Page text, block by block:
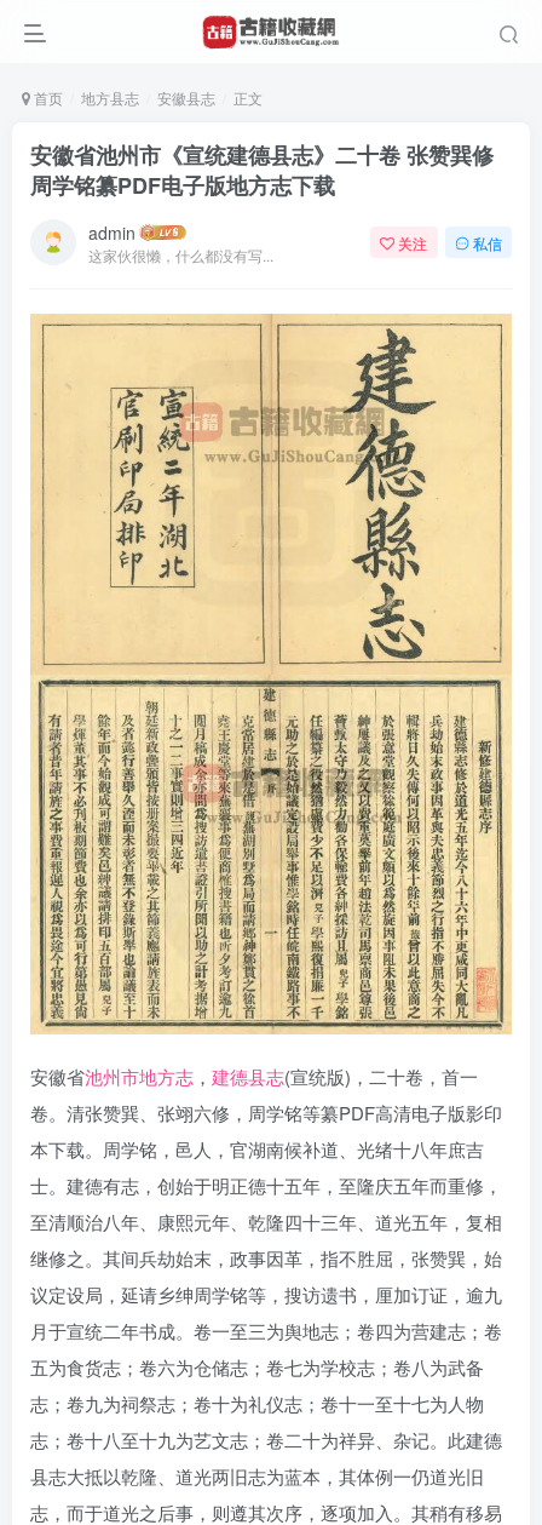
首页 地方县志 安徽县志 正文
安徽省池州市《宣统建德县志》二十卷 张赞巽修
周学铭纂PDF电子版地方志下载
admin
这家伙很懒，什么都没有写...
关注 私信
安徽省池州市地方志 ， 建德县志(宣统版)，二十卷，首一
卷。清张赞巽、张翊六修，周学铭等纂PDF高清电子版影印
本下载。周学铭，邑人，官湖南候补道、光绪十八年庶吉
士。建德有志，创始于明正德十五年，至隆庆五年而重修，
至清顺治八年、康熙元年、乾隆四十三年、道光五年，复相
继修之。其间兵劫始末，政事因革，指不胜屈，张赞巽，始
议定设局，延请乡绅周学铭等，搜访遗书，厘加订证，逾九
月于宣统二年书成。卷一至三为舆地志；卷四为营建志；卷
五为食货志；卷六为仓储志；卷七为学校志；卷八为武备
志；卷九为祠祭志；卷十为礼仪志；卷十一至十七为人物
志；卷十八至十九为艺文志；卷二十为祥异、杂记。此建德
县志大抵以乾隆、道光两旧志为蓝本，其体例一仍道光旧
志，而于道光之后事，则遵其次序，逐项加入。其稍有移易